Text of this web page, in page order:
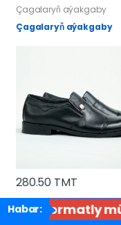
Çagalaryň aýakgaby
Çagalaryň aýakgaby
280.50 TMT
Habar:Hormatly